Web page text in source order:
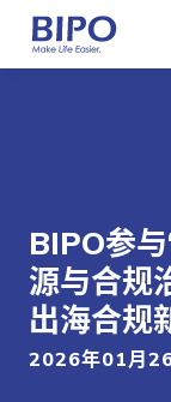
BIPO参
源与合规
出海合规
2026年01月